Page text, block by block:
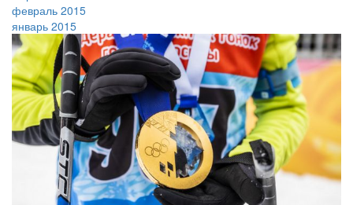
февраль 2015
январь 2015